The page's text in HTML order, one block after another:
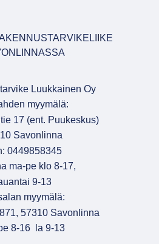
Luukkainen Oy
myymälä:
17 (ent. Puukeskus)
Savonlinna
0449858345
ma-pe klo 8-17,
9-13
myymälä:
57310 Savonlinna
8-16 la 9-13